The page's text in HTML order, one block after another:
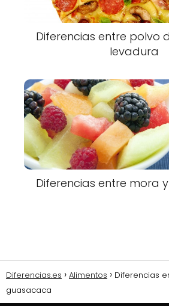
Diferencias entre polvo
levadura
Diferencias entre mora
Diferencias.es Alimentos
Diferencias
guasacaca